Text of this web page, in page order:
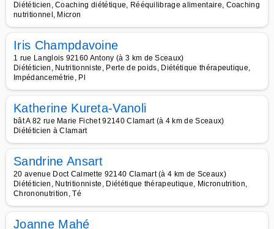
Diététicien, Coaching diététique, Rééquilibrage alimentaire, Coaching
nutritionnel, Micron
Iris Champdavoine
1 rue Langlois 92160 Antony (à 3 km de Sceaux)
Diététicien, Nutritionniste, Perte de poids, Diététique thérapeutique,
Impédancemétrie, Pl
Katherine Kureta-Vanoli
bât A 82 rue Marie Fichet 92140 Clamart (à 4 km de Sceaux)
Diététicien à Clamart
Sandrine Ansart
20 avenue Doct Calmette 92140 Clamart (à 4 km de Sceaux)
Diététicien, Nutritionniste, Diététique thérapeutique, Micronutrition,
Chrononutrition, Té
Joanne Mahé